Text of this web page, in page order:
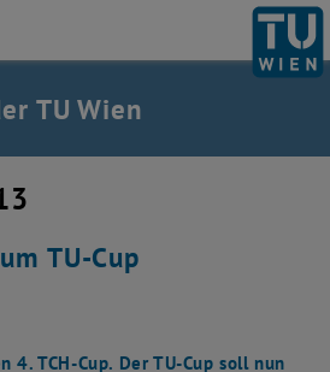
Startseite auflisten
TU Wien
TU-Cup
4. TCH-Cup. Der TU-Cup soll nun